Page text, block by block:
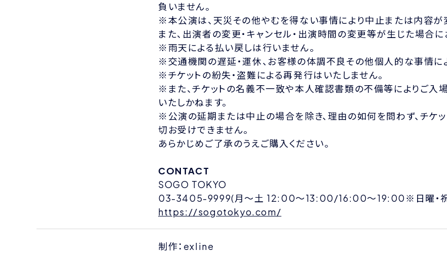
負いません。
※本公演は、天災その他やむを得ない事情により中止または内容が
また、出演者の変更・キャンセル・出演時間の変更等が生じた場合に
※雨天による払い戻しは行いません。
※交通機関の遅延・運休、お客様の体調不良その他個人的な事情に
※チケットの紛失・盗難による再発行はいたしません。
※また、チケットの名義不一致や本人確認書類の不備等によりご入
いたしかねます。
※公演の延期または中止の場合を除き、理由の如何を問わず、チケ
切お受けできません。
あらかじめご了承のうえご購入ください。
CONTACT
SOGO TOKYO
03-3405-9999(月〜土 12:00〜13:00/16:00〜19:00※日曜・祝
https://sogotokyo.com/
制作：exline